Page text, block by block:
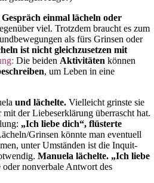
einmal lächeln oder
viel. Trotzdem braucht es zum
als fürs Grinsen oder
ist nicht gleichzusetzen mit
Die beiden Aktivitäten können
, um Leben in eine
und lächelte. Vielleicht grinste sie
der Liebeserklärung überrascht hat.
„Ich liebe dich“, flüsterte
Grinsen könnte man eventuell
unter Umständen ist die Inquit-
Manuela lächelte. „Ich liebe
nonverbale Antwort des